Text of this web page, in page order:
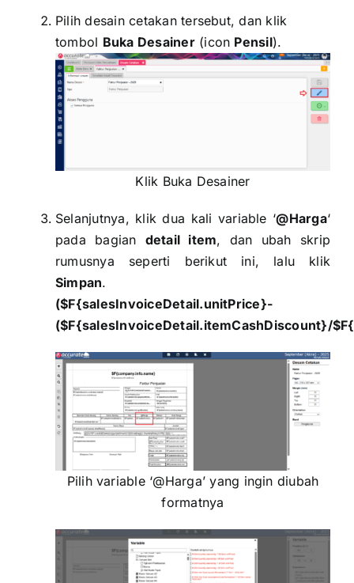
Pilih desain cetakan tersebut, dan klik
tombol Buka Desainer(icon Pensil).
Klik Buka Desainer
Selanjutnya, klik dua kali variable ‘@Harga‘
pada bagian detail item, dan ubah skrip
rumusnya seperti berikut ini, lalu klik
Simpan.
($F{salesInvoiceDetail.unitPrice}-
($F{salesInvoiceDetail.itemCashDiscount}/
Pilih variable ‘@Harga’ yang ingin diubah
formatnya